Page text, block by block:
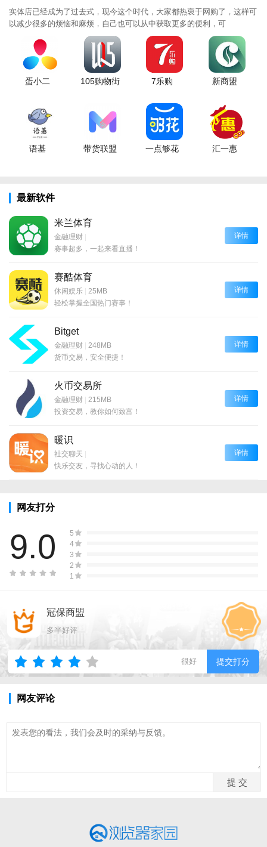
实体店已经成为了过去式，现今这个时代，大家都热衷于网购了，这样可
以减少很多的烦恼和麻烦，自己也可以从中获取更多的便利，可
蛋小二 105购物街 7乐购 新商盟
语基 带货联盟 一点够花 汇一惠
最新软件
米兰体育
金融理财 |
赛事超多，一起来看直播！
详情
赛酷体育
休闲娱乐 | 25MB
轻松掌握全国热门赛事！
详情
Bitget
金融理财 | 248MB
货币交易，安全便捷！
详情
火币交易所
金融理财 | 215MB
投资交易，教你如何致富！
详情
暖识
社交聊天 |
快乐交友，寻找心动的人！
详情
网友打分
9.0
5
4
3
2
1
冠保商盟
多半好评
很好 提交打分
网友评论